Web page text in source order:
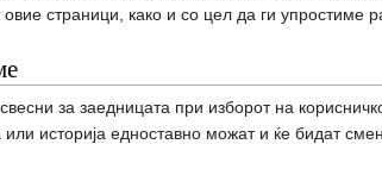
страници, како и со цел да ги упростиме
за заедницата при изборот на
или историја едноставно можат и ќе бидат